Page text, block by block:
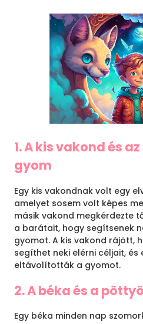
1. A kis vakond és
gyom
Egy kis vakondnak volt egy
amelyet sosem volt képes
másik vakond megkérdezte
a barátait, hogy segítsenek
gyomot. A kis vakond rájött,
segíthet neki elérni céljait, és
eltávolították a gyomot.
2. A béka és a
Egy béka minden nap